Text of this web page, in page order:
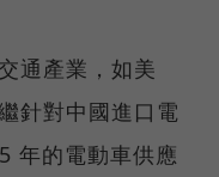
通產業，如美
針對中國進口電
年的電動車供應